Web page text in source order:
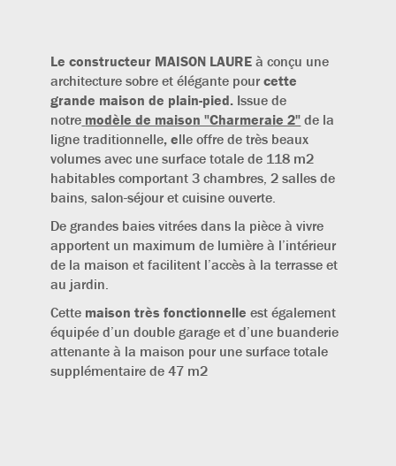
Le constructeur MAISON LAUREà conçu une
architecture sobre et élégante pour cette
grande maison de plain-pied. Issue de
notre modèle de maison "Charmeraie 2" de la
ligne traditionnelle, elle offre de très beaux
volumes avec une surface totale de 118 m2
habitables comportant 3 chambres, 2 salles de
bains, salon-séjour et cuisine ouverte.
De grandes baies vitrées dans la pièce à vivre
apportent un maximum de lumière à l’intérieur
de la maison et facilitent l’accès à la terrasse et
au jardin.
Cette maison très fonctionnelle est également
équipée d’un double garage et d’une buanderie
attenante à la maison pour une surface totale
supplémentaire de 47 m2